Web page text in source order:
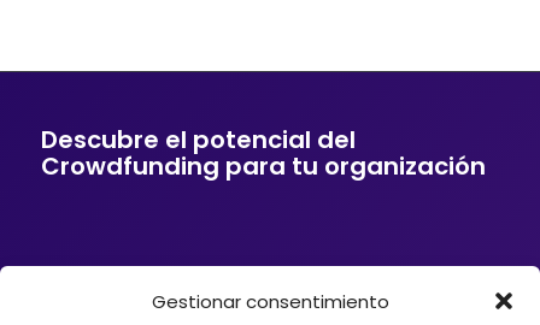
Gestionar consentimiento
Descubre el potencial del
Crowdfunding para tu organización
Si tu empresa o entidad quiere ofrecer a sus